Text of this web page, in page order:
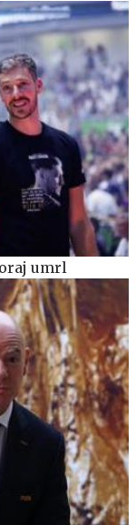
umrl